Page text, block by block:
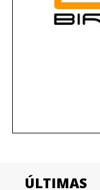
ÚLTIMAS